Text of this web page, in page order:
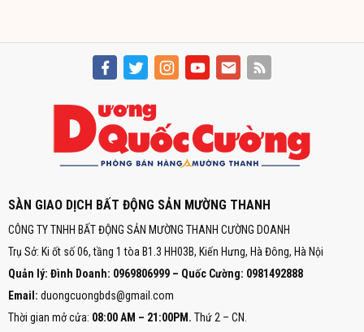
SÀN GIAO DỊCH BẤT ĐỘNG SẢN MƯỜNG THANH
CÔNG TY TNHH BẤT ĐỘNG SẢN MƯỜNG THANH CƯỜNG DOANH
Trụ Sở: Ki ốt số 06, tầng 1 tòa B1.3 HH03B, Kiến Hưng, Hà Đông, Hà Nội
Quản lý: Đình Doanh: 0969806999 – Quốc Cường: 0981492888
Email: duongcuongbds@gmail.com
Thời gian mở cửa: 08:00 AM – 21:00PM. Thứ 2 – CN.